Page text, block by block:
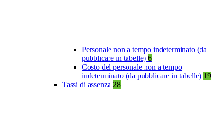
Personale non a tempo indeterminato (da
pubblicare in tabelle) 6
Costo del personale non a tempo
indeterminato (da pubblicare in tabelle) 19
Tassi di assenza 28